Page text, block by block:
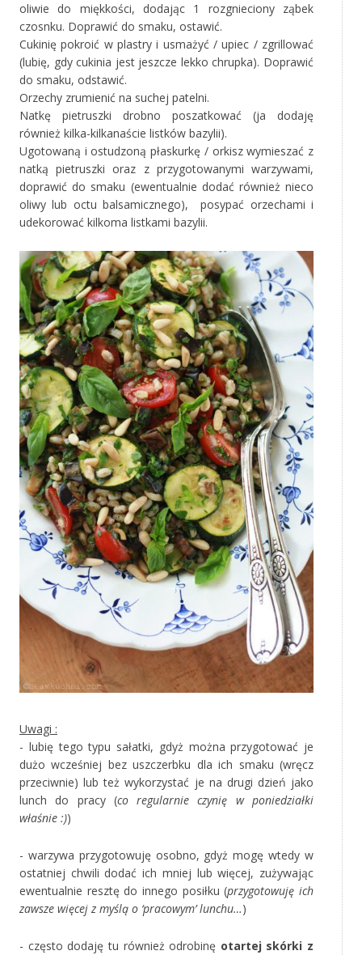
oliwie do miękkości, dodając 1 rozgnieciony ząbek
czosnku. Doprawić do smaku, ostawić.
Cukinię pokroić w plastry i usmażyć / upiec / zgrillować
(lubię, gdy cukinia jest jeszcze lekko chrupka). Doprawić
do smaku, odstawić.
Orzechy zrumienić na suchej patelni.
Natkę pietruszki drobno poszatkować (ja dodaję
również kilka-kilkanaście listków bazylii).
Ugotowaną i ostudzoną płaskurkę / orkisz wymieszać z
natką pietruszki oraz z przygotowanymi warzywami,
doprawić do smaku (ewentualnie dodać również nieco
oliwy lub octu balsamicznego), posypać orzechami i
udekorować kilkoma listkami bazylii.
Uwagi :
- lubię tego typu sałatki, gdyż można przygotować je
dużo wcześniej bez uszczerbku dla ich smaku (wręcz
przeciwnie) lub też wykorzystać je na drugi dzień jako
lunch do pracy (co regularnie czynię w poniedziałki
właśnie :))
- warzywa przygotowuję osobno, gdyż mogę wtedy w
ostatniej chwili dodać ich mniej lub więcej, zużywając
ewentualnie resztę do innego posiłku (przygotowuję ich
zawsze więcej z myślą o ‘pracowym’ lunchu…)
- często dodaję tu również odrobinę otartej skórki z